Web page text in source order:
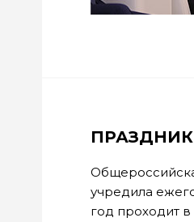
учредила
год проходит